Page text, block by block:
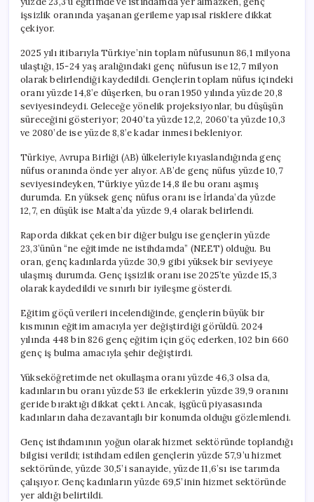
işsizlik oranında yaşanan gerileme yapısal risklere dikkat
çekiyor.
2025 yılı itibarıyla Türkiye’nin toplam nüfusunun 86,1 milyona
ulaştığı, 15-24 yaş aralığındaki genç nüfusun ise 12,7 milyon
olarak belirlendiği kaydedildi. Gençlerin toplam nüfus içindeki
oranı yüzde 14,8’e düşerken, bu oran 1950 yılında yüzde 20,8
seviyesindeydi. Geleceğe yönelik projeksiyonlar, bu düşüşün
süreceğini gösteriyor; 2040’ta yüzde 12,2, 2060’ta yüzde 10,3
ve 2080’de ise yüzde 8,8’e kadar inmesi bekleniyor.
Türkiye, Avrupa Birliği (AB) ülkeleriyle kıyaslandığında genç
nüfus oranında önde yer alıyor. AB’de genç nüfus yüzde 10,7
seviyesindeyken, Türkiye yüzde 14,8 ile bu oranı aşmış
durumda. En yüksek genç nüfus oranı ise İrlanda’da yüzde
12,7, en düşük ise Malta’da yüzde 9,4 olarak belirlendi.
Raporda dikkat çeken bir diğer bulgu ise gençlerin yüzde
23,3’ünün “ne eğitimde ne istihdamda” (NEET) olduğu. Bu
oran, genç kadınlarda yüzde 30,9 gibi yüksek bir seviyeye
ulaşmış durumda. Genç işsizlik oranı ise 2025’te yüzde 15,3
olarak kaydedildi ve sınırlı bir iyileşme gösterdi.
Eğitim göçü verileri incelendiğinde, gençlerin büyük bir
kısmının eğitim amacıyla yer değiştirdiği görüldü. 2024
yılında 448 bin 826 genç eğitim için göç ederken, 102 bin 660
genç iş bulma amacıyla şehir değiştirdi.
Yükseköğretimde net okullaşma oranı yüzde 46,3 olsa da,
kadınların bu oranı yüzde 53 ile erkeklerin yüzde 39,9 oranını
geride bıraktığı dikkat çekti. Ancak, işgücü piyasasında
kadınların daha dezavantajlı bir konumda olduğu gözlemlendi.
Genç istihdamının yoğun olarak hizmet sektöründe toplandığı
bilgisi verildi; istihdam edilen gençlerin yüzde 57,9’u hizmet
sektöründe, yüzde 30,5’i sanayide, yüzde 11,6’sı ise tarımda
çalışıyor. Genç kadınların yüzde 69,5’inin hizmet sektöründe
yer aldığı belirtildi.